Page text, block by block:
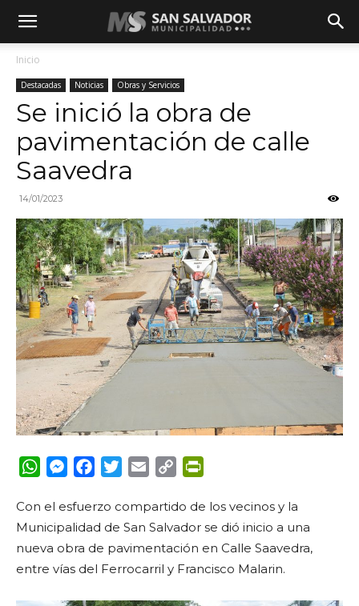
Inicio
Destacadas Noticias Obras y Servicios
Se inició la obra de
pavimentación de calle
Saavedra
14/01/2023
WhatsApp
Messenger
FacebookTwitterEmail Copy
Con el esfuerzo compartido de los vecinos y la
Municipalidad de San Salvador se dió inicio a una
nueva obra de pavimentación en Calle Saavedra,
entre vías del Ferrocarril y Francisco Malarin.